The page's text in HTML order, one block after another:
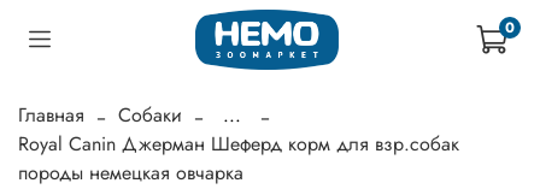
0
Главная Собаки
...
Royal Canin Джерман Шеферд корм для взр.собак
породы немецкая овчарка